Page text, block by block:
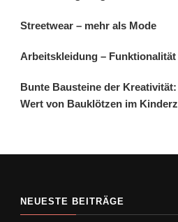
Streetwear – mehr als Mode
Arbeitskleidung –
Bunte Bausteine der
Wert von Bauklötzen im
NEUESTE BEITRÄGE